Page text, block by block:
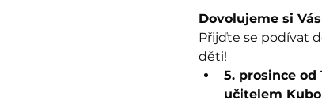
Dovolujeme si
Přijďte se podívat
děti!
5. prosince od
učitelem